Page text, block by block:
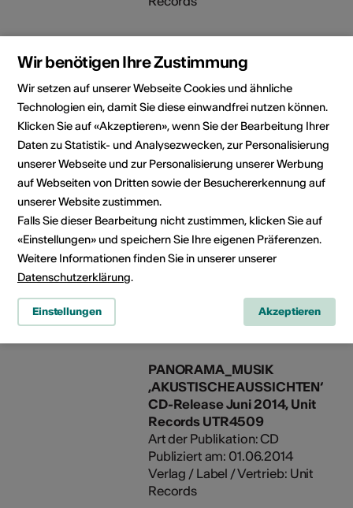
EXQUISICION 'ORU SECO' -
Jonas Imhof Drums Solo CD-
Release Juli 2019 - Unit
Records UTR4909
Art der Publikation: CD
Publiziert am: 01.07.2019
Verlag / Label / Vertrieb: Unit
Records
Cinphonie2015 - live in Saint-
Maurice 24. Okt 15
Art der Publikation: DVD
Verlag / Label / Vertrieb: up-
PANORAMA_MUSIK
‚AKUSTISCHE AUSSICHTEN‘
CD-Release Juni 2014, Unit
Records UTR4509
Art der Publikation: CD
Publiziert am: 01.06.2014
Verlag / Label / Vertrieb: Unit
Records
Wir benötigen Ihre Zustimmung
Wir setzen auf unserer Webseite Cookies und ähnliche
Technologien ein, damit Sie diese einwandfrei nutzen können.
Klicken Sie auf «Akzeptieren», wenn Sie der Bearbeitung Ihrer
Daten zu Statistik- und Analysezwecken, zur Personalisierung
unserer Webseite und zur Personalisierung unserer Werbung
auf Webseiten von Dritten sowie der Besuchererkennung auf
unserer Website zustimmen.
Falls Sie dieser Bearbeitung nicht zustimmen, klicken Sie auf
«Einstellungen» und speichern Sie Ihre eigenen Präferenzen.
Weitere Informationen finden Sie in unserer unserer
Datenschutzerklärung.
Einstellungen Akzeptieren